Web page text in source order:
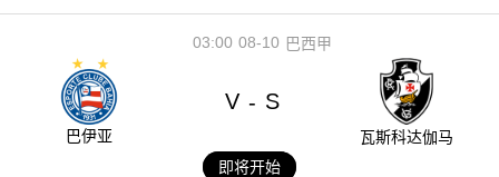
08-10
03:00 巴西甲
巴伊亚
V - S
瓦斯科达伽马
即将开始